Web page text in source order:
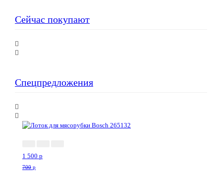
Сейчас покупают
Спецпредложения
1 500 p
700 p